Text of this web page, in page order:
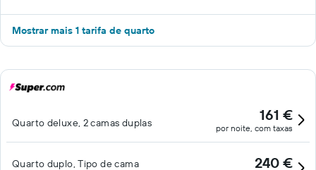
Mostrar mais 1 tarifa de quarto
Quarto deluxe, 2 camas duplas 161 €
por noite, com taxas
Quarto duplo, Tipo de cama
240 €